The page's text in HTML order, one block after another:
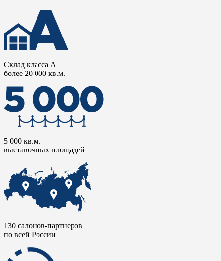
Склад класса А
более 20 000 кв.м.
5 000 кв.м.
выставочных площадей
130 салонов-партнеров
по всей России